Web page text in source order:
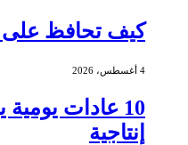
كيف تحافظ على
4 أغسطس، 2026
10 عادات
إنتاجية